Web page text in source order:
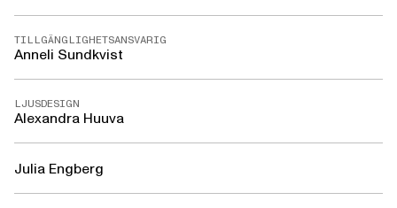
TILLGÄNGLIGHETSANSVARIG
Anneli Sundkvist
LJUSDESIGN
Alexandra Huuva
Julia Engberg